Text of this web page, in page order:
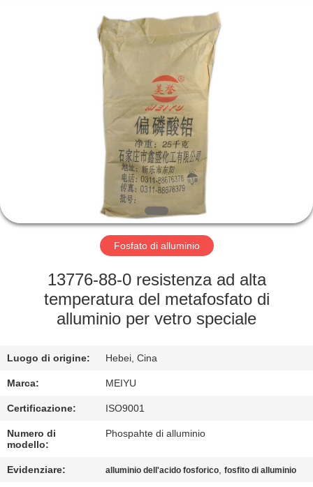
PRODOTTI
SU
DI
VISITA
CONTROLLO
DELLA
QUALITÀ
CONTATTACI
Fosfato di alluminio
13776-88-0 resistenza ad alta
temperatura del metafosfato di
alluminio per vetro speciale
Luogo di origine: Hebei, Cina
Marca: MEIYU
Certificazione: ISO9001
Numero di
modello:
Phospahte di alluminio
Evidenziare: alluminio dell'acido fosforico,fosfito di alluminio